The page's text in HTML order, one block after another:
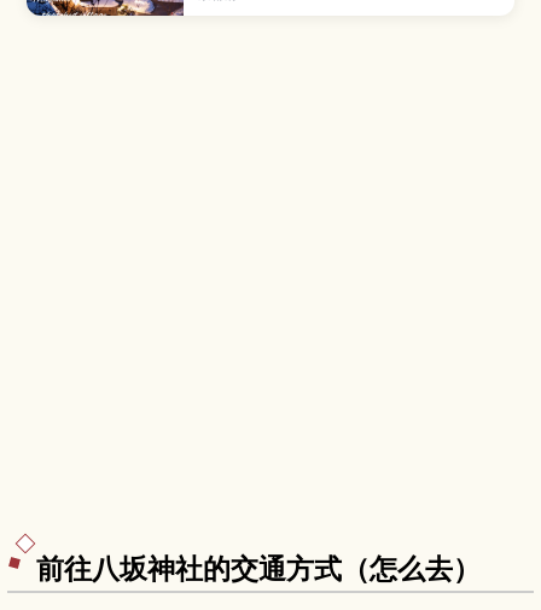
四季景色、茅草屋修复与农事体验、使用在地食材
前往八坂神社的交通方式（怎么去）